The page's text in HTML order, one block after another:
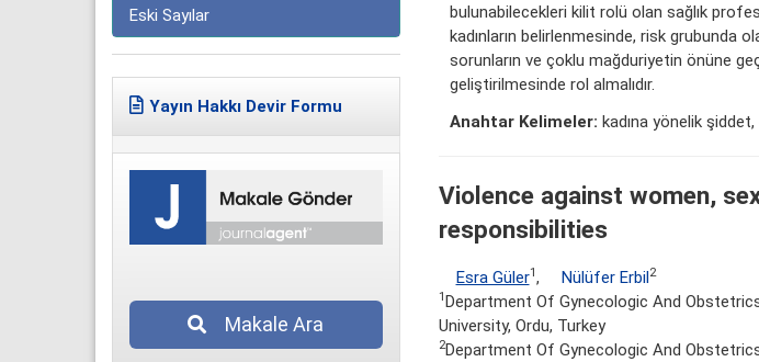
Eski Sayılar
Yayın Hakkı Devir Formu
Makale Ara
bulunabilecekleri kilit rolü olan sağlık
kadınların belirlenmesinde, risk grubunda
sorunların ve çoklu mağduriyetin önüne
geliştirilmesinde rol almalıdır.
Anahtar Kelimeler: kadına yönelik
Violence against women,
responsibilities
Esra Güler1, Nülüfer Erbil2
1Department Of Gynecologic And
University, Ordu, Turkey
2Department Of Gynecologic And